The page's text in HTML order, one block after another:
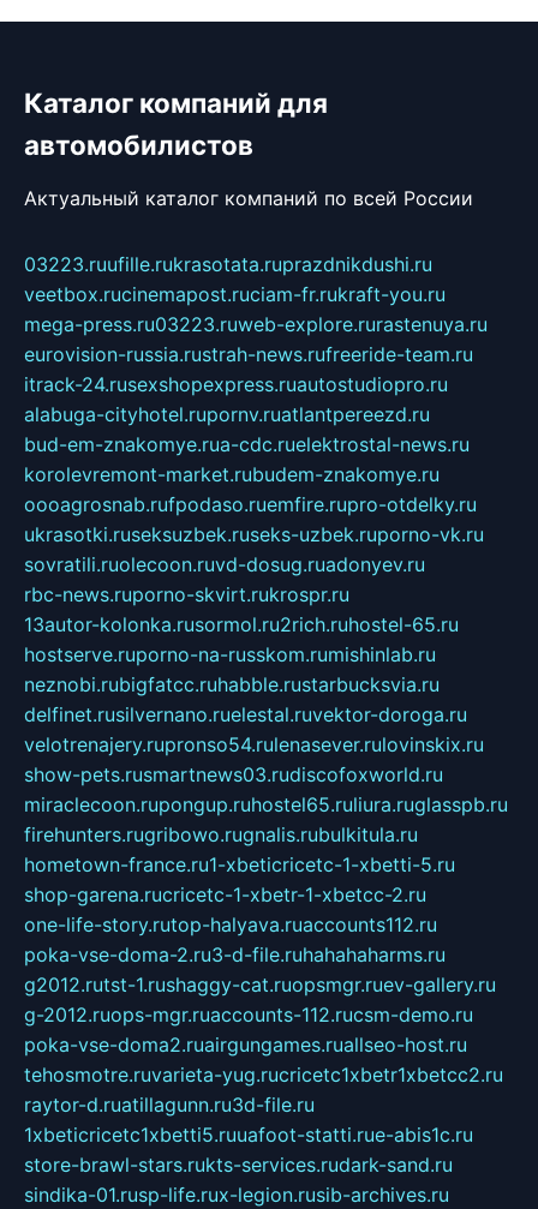
Каталог компаний для
автомобилистов
Актуальный каталог компаний по всей России
03223.ruufille.rukrasotata.ruprazdnikdushi.ru
veetbox.rucinemapost.ruciam-fr.rukraft-you.ru
mega-press.ru03223.ruweb-explore.rurastenuya.ru
eurovision-russia.rustrah-news.rufreeride-team.ru
itrack-24.rusexshopexpress.ruautostudiopro.ru
alabuga-cityhotel.rupornv.ruatlantpereezd.ru
bud-em-znakomye.rua-cdc.ruelektrostal-news.ru
korolevremont-market.rubudem-znakomye.ru
oooagrosnab.rufpodaso.ruemfire.rupro-otdelky.ru
ukrasotki.ruseksuzbek.ruseks-uzbek.ruporno-vk.ru
sovratili.ruolecoon.ruvd-dosug.ruadonyev.ru
rbc-news.ruporno-skvirt.rukrospr.ru
13autor-kolonka.rusormol.ru2rich.ruhostel-65.ru
hostserve.ruporno-na-russkom.rumishinlab.ru
neznobi.rubigfatcc.ruhabble.rustarbucksvia.ru
delfinet.rusilvernano.ruelestal.ruvektor-doroga.ru
velotrenajery.rupronso54.rulenasever.rulovinskix.ru
show-pets.rusmartnews03.rudiscofoxworld.ru
miraclecoon.rupongup.ruhostel65.ruliura.ruglasspb.ru
firehunters.rugribowo.rugnalis.rubulkitula.ru
hometown-france.ru1-xbeticricetc-1-xbetti-5.ru
shop-garena.rucricetc-1-xbetr-1-xbetcc-2.ru
one-life-story.rutop-halyava.ruaccounts112.ru
poka-vse-doma-2.ru3-d-file.ruhahahaharms.ru
g2012.rutst-1.rushaggy-cat.ruopsmgr.ruev-gallery.ru
g-2012.ruops-mgr.ruaccounts-112.rucsm-demo.ru
poka-vse-doma2.ruairgungames.ruallseo-host.ru
tehosmotre.ruvarieta-yug.rucricetc1xbetr1xbetcc2.ru
raytor-d.ruatillagunn.ru3d-file.ru
1xbeticricetc1xbetti5.ruuafoot-statti.rue-abis1c.ru
store-brawl-stars.rukts-services.rudark-sand.ru
sindika-01.rusp-life.rux-legion.rusib-archives.ru